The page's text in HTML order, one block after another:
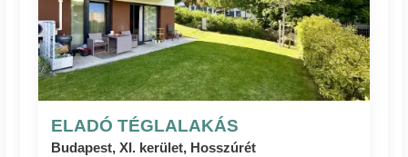
ELADÓ TÉGLALAKÁS
Budapest, XI. kerület, Hosszúrét